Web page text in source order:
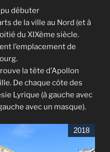
pu débuter
de la ville au Nord (et à
du XIXème siècle.
l’emplacement de
la tête d’Apollon
De chaque côte des
Lyrique (à gauche avec
avec un masque).
2018